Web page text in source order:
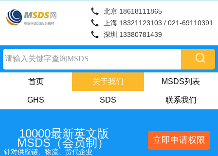
北京 18618111865
上海 18321123103 / 021-69110391
深圳 13380781439
首页 关于我们 MSDS列表
GHS SDS 联系我们
10000最新英文版
MSDS（会员制）
针对供应链、物流、货代企业
立即申请权限